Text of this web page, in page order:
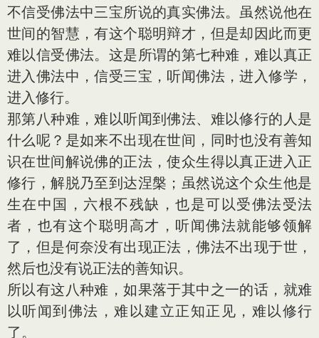
不信受佛法中三宝所说的真实佛法。虽然说他在
世间的智慧，有这个聪明辩才，但是却因此而更
难以信受佛法。这是所谓的第七种难，难以真正
进入佛法中，信受三宝，听闻佛法，进入修学，
进入修行。
那第八种难，难以听闻到佛法、难以修行的人是
什么呢？是如来不出现在世间，同时也没有善知
识在世间解说佛的正法，使众生得以真正进入正
修行，解脱乃至到达涅槃；虽然说这个众生他是
生在中国，六根不残缺，也是可以受佛法受法
者，也有这个聪明高才，听闻佛法就能够领解
了，但是何奈没有出现正法，佛法不出现于世，
然后也没有说正法的善知识。
所以有这八种难，如果落于其中之一的话，就难
以听闻到佛法，难以建立正知正见，难以修行
了。